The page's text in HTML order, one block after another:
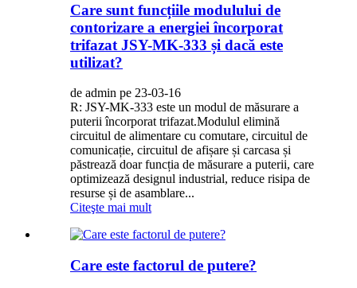
Care sunt funcțiile modulului de
contorizare a energiei încorporat
trifazat JSY-MK-333 și dacă este
utilizat?
de admin pe 23-03-16
R: JSY-MK-333 este un modul de măsurare a
puterii încorporat trifazat.Modulul elimină
circuitul de alimentare cu comutare, circuitul de
comunicație, circuitul de afișare și carcasa și
păstrează doar funcția de măsurare a puterii, care
optimizează designul industrial, reduce risipa de
resurse și de asamblare...
Citeşte mai mult
Care este factorul de putere?